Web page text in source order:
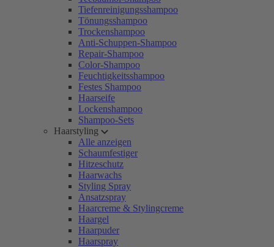
Tiefenreinigungsshampoo
Tönungsshampoo
Trockenshampoo
Anti-Schuppen-Shampoo
Repair-Shampoo
Color-Shampoo
Feuchtigkeitsshampoo
Festes Shampoo
Haarseife
Lockenshampoo
Shampoo-Sets
Haarstyling
Alle anzeigen
Schaumfestiger
Hitzeschutz
Haarwachs
Styling Spray
Ansatzspray
Haarcreme & Stylingcreme
Haargel
Haarpuder
Haarspray